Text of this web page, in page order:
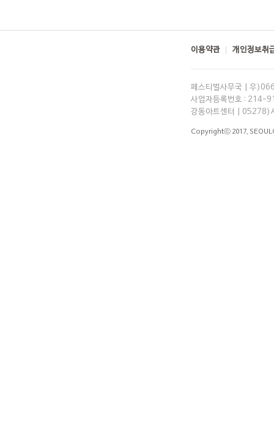
이용약관 개인정보취
페스티벌사무국 | 우
사업자등록번호 :
강동아트센터 | 05278)
Copyrightⓒ 2017,